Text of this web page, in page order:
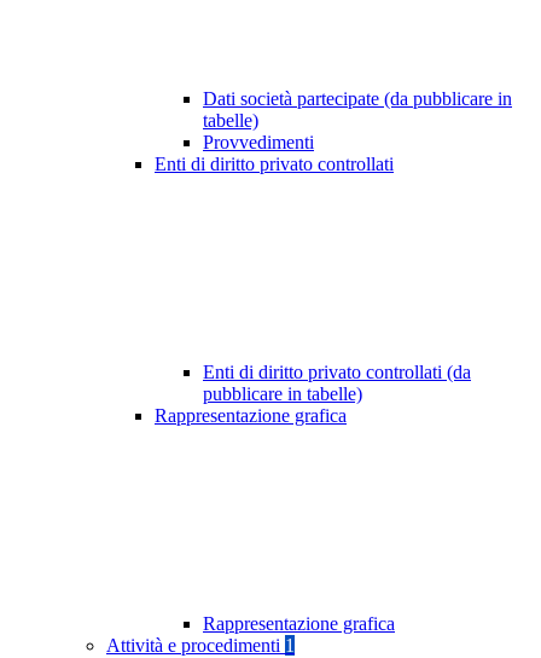
Dati società partecipate (da pubblicare in
tabelle)
Provvedimenti
Enti di diritto privato controllati
Enti di diritto privato controllati (da
pubblicare in tabelle)
Rappresentazione grafica
Rappresentazione grafica
Attività e procedimenti 1